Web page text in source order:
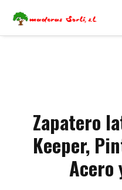
Zapatero
Keeper,
Acero